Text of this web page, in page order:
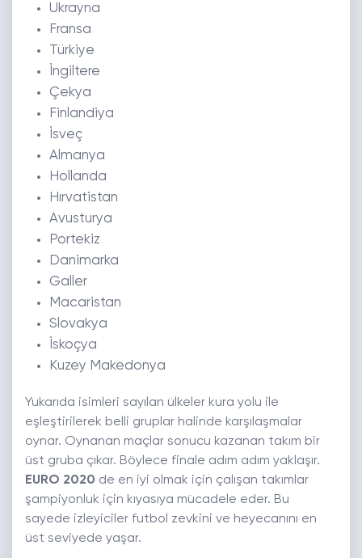
Ukrayna
Fransa
Türkiye
İngiltere
Çekya
Finlandiya
İsveç
Almanya
Hollanda
Hırvatistan
Avusturya
Portekiz
Danimarka
Galler
Macaristan
Slovakya
İskoçya
Kuzey Makedonya
Yukarıda isimleri sayılan ülkeler kura yolu ile
eşleştirilerek belli gruplar halinde karşılaşmalar
oynar. Oynanan maçlar sonucu kazanan takım bir
üst gruba çıkar. Böylece finale adım adım yaklaşır.
EURO 2020 de en iyi olmak için çalışan takımlar
şampiyonluk için kıyasıya mücadele eder. Bu
sayede izleyiciler futbol zevkini ve heyecanını en
üst seviyede yaşar.